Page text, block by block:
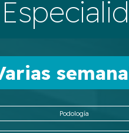
Podología